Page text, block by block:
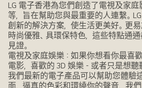
LG 電子香港為您們創造了電視及家庭
等，旨在幫助您與最重要的人連繫。
創新的解決方案，使生活更美好。更
時尚優雅、具環保特色，這些特點通
見證。
電視及家庭娛樂：如果你想看你最喜
電影，喜歡的 3D 娛樂 - 或者只是想
我們最新的電子產品可以幫助您體驗
面，逼真的色彩和環繞你的聲音，我